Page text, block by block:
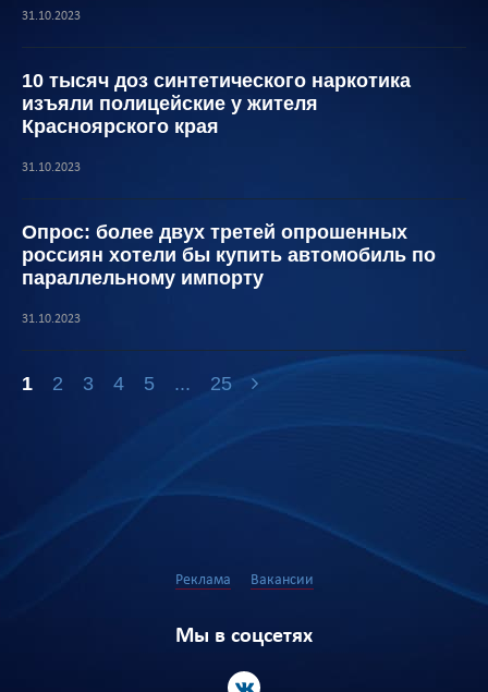
31.10.2023
10 тысяч доз синтетического наркотика
изъяли полицейские у жителя
Красноярского края
31.10.2023
Опрос: более двух третей опрошенных
россиян хотели бы купить автомобиль по
параллельному импорту
31.10.2023
1 2 3 4 5 ... 25
Реклама Вакансии
Мы в соцсетях